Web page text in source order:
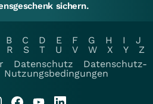
sichern.
B C D E F G H I
J
R S T U V W X Y
Z
Datenschutz
Datenschutz-
Nutzungsbedingungen